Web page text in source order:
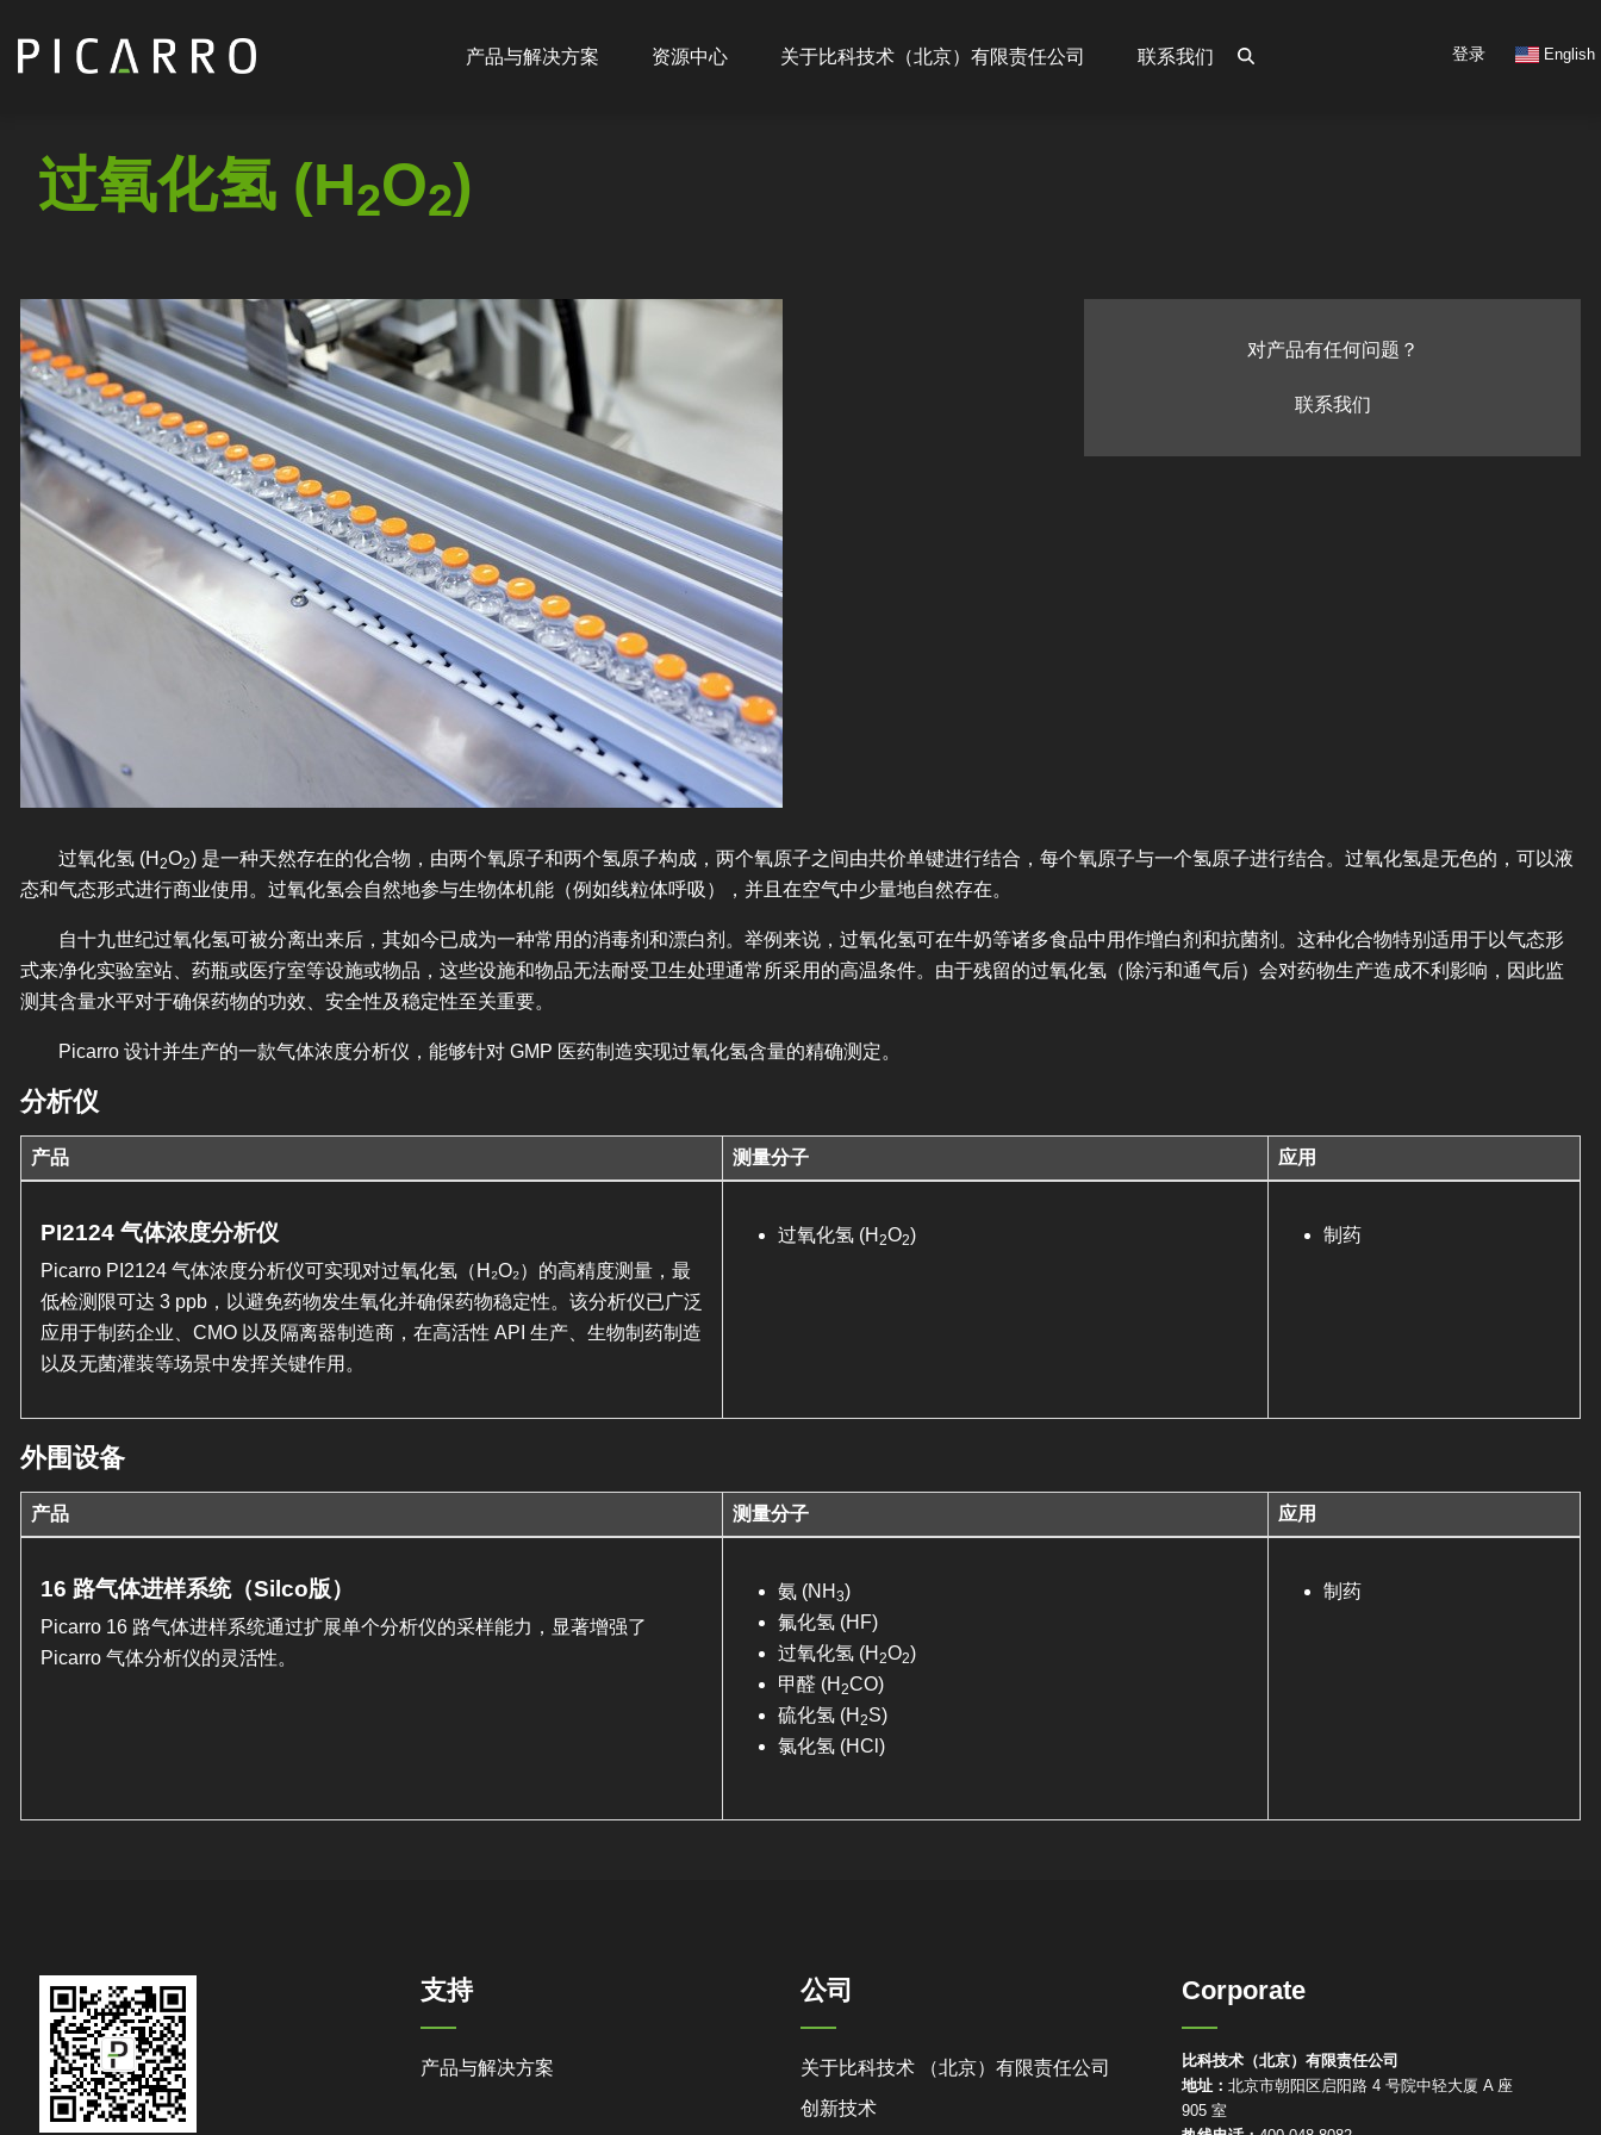
转
到
navigation
CN
产品与解决方案 资源中心 关于比科技术（北京）有限责任公司 联系我们
User
登录 English
过氧化氢 (H2O2)
对产品有任何问题？
联系我们
过氧化氢 (H 2O2) 是一种天然存在的化合物，由两个氧原子和两个氢原子构成，两个氧原子之间由共价单键进行结合，每个氧原子与一个氢原子进行结合。过氧化氢是无色的，可以液
态和气态形式进行商业使用。过氧化氢会自然地参与生物体机能（例如线粒体呼吸），并且在空气中少量地自然存在。
自十九世纪过氧化氢可被分离出来后，其如今已成为一种常用的消毒剂和漂白剂。举例来说，过氧化氢可在牛奶等诸多食品中用作增白剂和抗菌剂。这种化合物特别适用于以气态形
式来净化实验室站、药瓶或医疗室等设施或物品，这些设施和物品无法耐受卫生处理通常所采用的高温条件。由于残留的过氧化氢（除污和通气后）会对药物生产造成不利影响，因此监
测其含量水平对于确保药物的功效、安全性及稳定性至关重要。
Picarro 设计并生产的一款气体浓度分析仪，能够针对 GMP 医药制造实现过氧化氢含量的精确测定。
分析仪
产品 测量分子 应用
PI2124 气体浓度分析仪
Picarro PI2124 气体浓度分析仪可实现对过氧化氢（H₂O₂）的高精度测量，最
低检测限可达 3 ppb，以避免药物发生氧化并确保药物稳定性。该分析仪已广泛
应用于制药企业、CMO 以及隔离器制造商，在高活性 API 生产、生物制药制造
以及无菌灌装等场景中发挥关键作用。
过氧化氢 (H 2O2) 制药
外围设备
产品 测量分子 应用
16 路气体进样系统（Silco版）
Picarro 16 路气体进样系统通过扩展单个分析仪的采样能力，显著增强了
Picarro 气体分析仪的灵活性。
氨 (NH 3)
氟化氢 (HF)
过氧化氢 (H 2O2)
甲醛 (H 2CO)
硫化氢 (H 2S)
氯化氢 (HCl)
制药
支持
产品与解决方案
公司
关于比科技术 （北京）有限责任公司
创新技术
Corporate
比科技术（北京）有限责任公司
地址： 北京市朝阳区启阳路 4 号院中轻大厦 A 座
905 室